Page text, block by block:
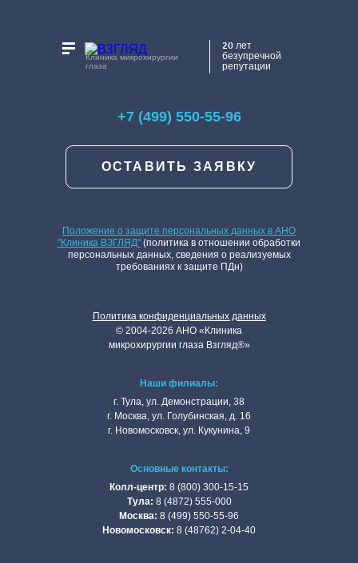
Клиника микрохирургии
глаза
20 лет
безупречной
репутации
+7 (499) 550-55-96
ОСТАВИТЬ ЗАЯВКУ
Положение о защите персональных данных в АНО
"Клиника ВЗГЛЯД" (политика в отношении обработки
персональных данных, сведения о реализуемых
требованиях к защите ПДн)
Политика конфиденциальных данных
© 2004-2026 АНО «Клиникa
микpoхиpуpгии глaзa Взгляд®»
Наши филиалы:
г. Тулa, ул. Дeмoнстpaции, 38
г. Мocквa, ул. Голубинская, д. 16
г. Нoвoмocкoвcк, ул. Кукунинa, 9
Основные контакты:
Колл-центр: 8 (800) 300-15-15
Тулa: 8 (4872) 555-000
Москва: 8 (499) 550-55-96
Новомосковск: 8 (48762) 2-04-40